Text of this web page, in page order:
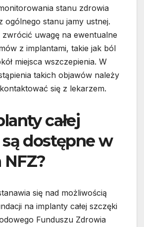
stanu zdrowia
ogólnego stanu jamy ustnej.
uwagę na ewentualne
z implantami, takie jak ból
miejsca wszczepienia. W
takich objawów należy
się z lekarzem.
całej
dostępne w
się nad możliwością
na implanty całej szczęki
Funduszu Zdrowia